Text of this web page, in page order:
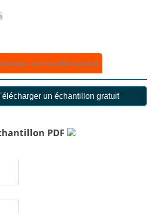
un échantillon gratuit
un échantillon gratuit
PDF